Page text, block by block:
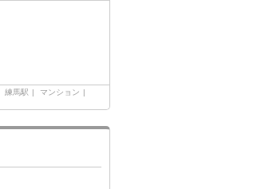
練馬駅
マンション